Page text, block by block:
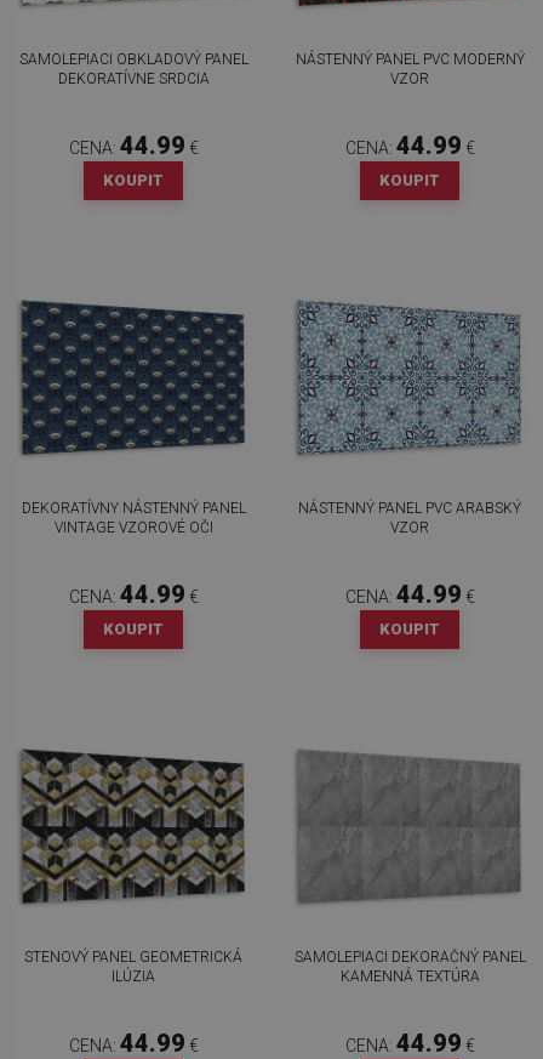
SAMOLEPIACI OBKLADOVÝ PANEL
DEKORATÍVNE SRDCIA
CENA: 44.99 €
KOUPIT
NÁSTENNÝ PANEL PVC MODERNÝ
VZOR
CENA: 44.99 €
KOUPIT
DEKORATÍVNY NÁSTENNÝ PANEL
VINTAGE VZOROVÉ OČI
CENA: 44.99 €
KOUPIT
NÁSTENNÝ PANEL PVC ARABSKÝ
VZOR
CENA: 44.99 €
KOUPIT
STENOVÝ PANEL GEOMETRICKÁ
ILÚZIA
CENA: 44.99 €
SAMOLEPIACI DEKORAČNÝ PANEL
KAMENNÁ TEXTÚRA
CENA: 44.99 €